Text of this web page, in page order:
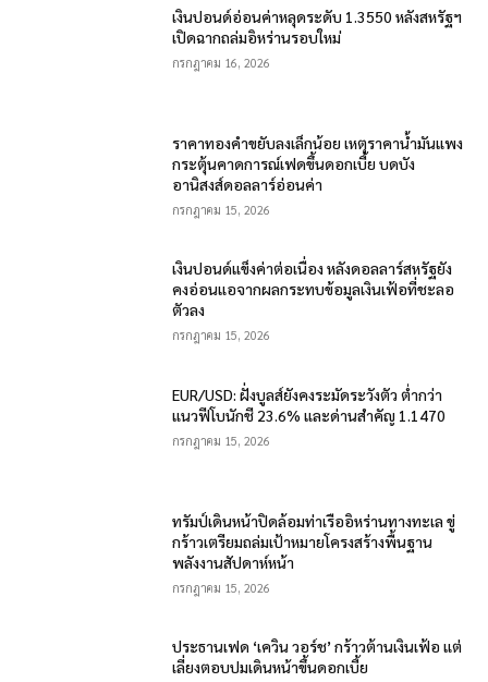
เงินปอนด์อ่อนค่าหลุดระดับ 1.3550 หลังสหรัฐฯ
เปิดฉากถล่มอิหร่านรอบใหม่
กรกฎาคม 16, 2026
ราคาทองคำขยับลงเล็กน้อย เหตุราคาน้ำมันแพง
กระตุ้นคาดการณ์เฟดขึ้นดอกเบี้ย บดบัง
อานิสงส์ดอลลาร์อ่อนค่า
กรกฎาคม 15, 2026
เงินปอนด์แข็งค่าต่อเนื่อง หลังดอลลาร์สหรัฐยัง
คงอ่อนแอจากผลกระทบข้อมูลเงินเฟ้อที่ชะลอ
ตัวลง
กรกฎาคม 15, 2026
EUR/USD: ฝั่งบูลส์ยังคงระมัดระวังตัว ต่ำกว่า
แนวฟีโบนักชี 23.6% และด่านสำคัญ 1.1470
กรกฎาคม 15, 2026
ทรัมป์เดินหน้าปิดล้อมท่าเรืออิหร่านทางทะเล ขู่
กร้าวเตรียมถล่มเป้าหมายโครงสร้างพื้นฐาน
พลังงานสัปดาห์หน้า
กรกฎาคม 15, 2026
ประธานเฟด ‘เควิน วอร์ช’ กร้าวต้านเงินเฟ้อ แต่
เลี่ยงตอบปมเดินหน้าขึ้นดอกเบี้ย